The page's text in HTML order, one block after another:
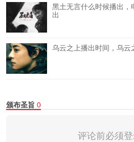
黑土无言什么时候播出
出
乌云之上播出时间，乌云
颁布圣旨 0
评论前必须登